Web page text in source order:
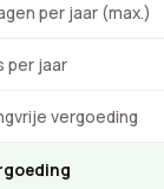
per jaar (max.)
per jaar
vergoeding